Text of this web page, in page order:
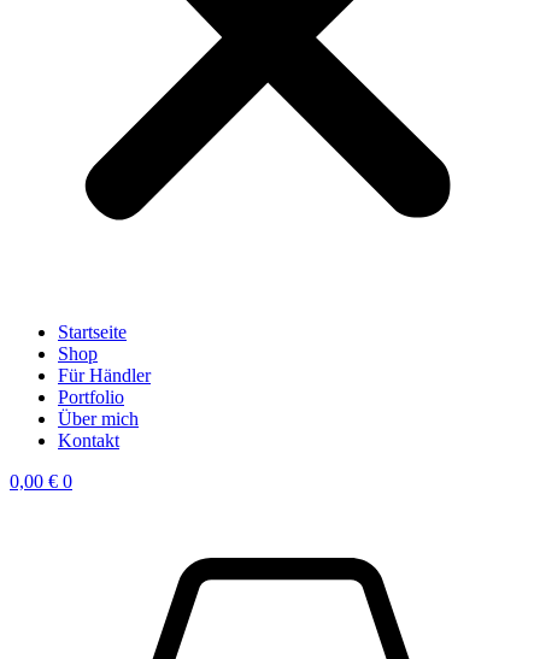
Startseite
Shop
Für Händler
Portfolio
Über mich
Kontakt
0,00 € 0